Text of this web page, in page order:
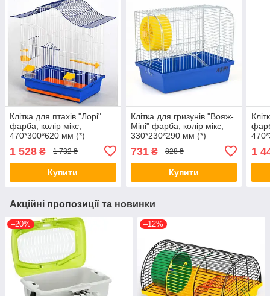
Клітка для птахів "Лорі"
фарба, колір мікс,
470*300*620 мм (*)
1 528 ₴ 1 732 ₴
Купити
Клітка для гризунів "Вояж-
Міні" фарба, колір мікс,
330*230*290 мм (*)
731₴ 828 ₴
Купити
1
Акційні пропозиції та новинки
–20% –12%